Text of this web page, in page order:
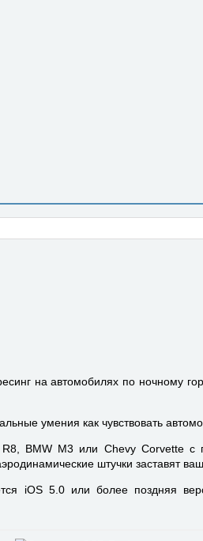
на автомобилях по ночному
умения как чувствовать
BMW M3 или Chevy Corvette с
штучки заставят
iOS 5.0 или более поздняя